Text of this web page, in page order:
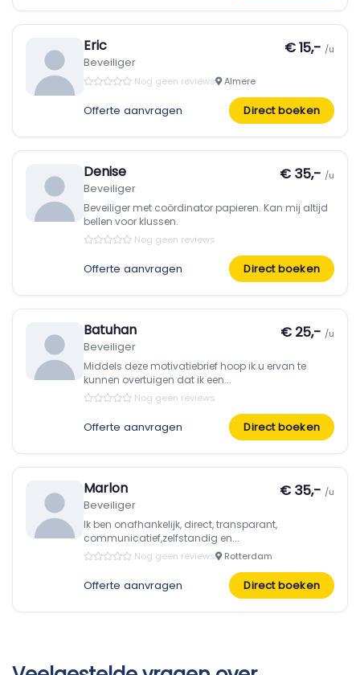
Eric
Beveiliger
€ 15,- /u
Nog geen reviews Almere
Offerte aanvragen Direct boeken
Denise
Beveiliger
€ 35,- /u
Beveiliger met coördinator papieren. Kan mij altijd
bellen voor klussen.
Nog geen reviews
Offerte aanvragen Direct boeken
Batuhan
Beveiliger
€ 25,- /u
Middels deze motivatiebrief hoop ik u ervan te
kunnen overtuigen dat ik een...
Nog geen reviews
Offerte aanvragen Direct boeken
Marlon
Beveiliger
€ 35,- /u
Ik ben onafhankelijk, direct, transparant,
communicatief,zelfstandig en...
Nog geen reviews Rotterdam
Offerte aanvragen Direct boeken